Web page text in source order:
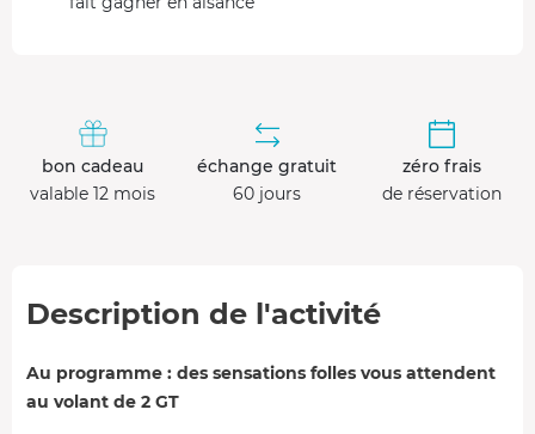
bon cadeau
valable 12 mois
échange gratuit
60 jours
zéro frais
de réservation
Description de l'activité
Au programme : des sensations folles vous attendent
au volant de 2 GT